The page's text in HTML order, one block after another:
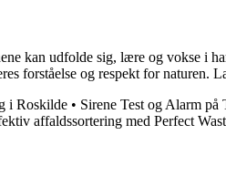
kan udfolde sig, lære og vokse
forståelse og respekt for naturen.
i Roskilde • Sirene Test og Alarm på
affaldssortering med Perfect